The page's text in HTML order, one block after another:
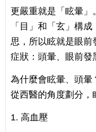
更嚴重就是「眩暈」
「目」和「玄」構
思，所以眩就是眼
症狀：頭暈、眼前發
為什麼會眩暈、頭暈
從西醫的角度劃分，
1. 高血壓